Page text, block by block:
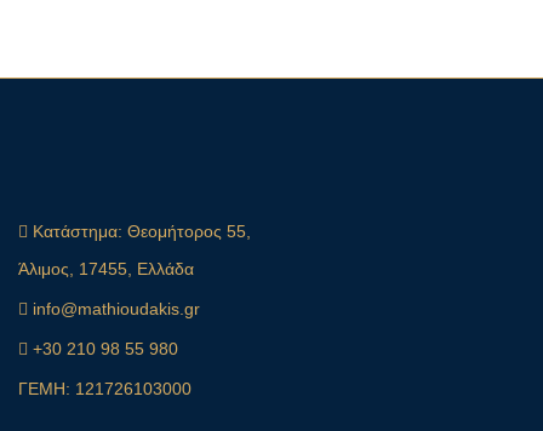
Κατάστημα: Θεομήτορος 55,
Άλιμος, 17455, Ελλάδα
info@mathioudakis.gr
+30 210 98 55 980
ΓΕΜΗ: 121726103000